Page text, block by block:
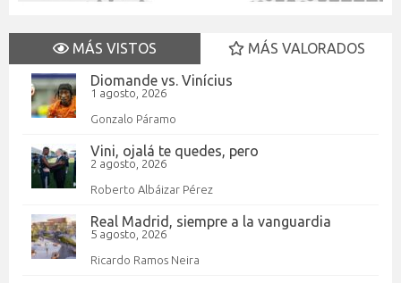
MÁS VISTOS
MÁS VALORADOS
Diomande vs. Vinícius
1 agosto, 2026
Gonzalo Páramo
Vini, ojalá te quedes, pero
2 agosto, 2026
Roberto Albáizar Pérez
Real Madrid, siempre a la vanguardia
5 agosto, 2026
Ricardo Ramos Neira